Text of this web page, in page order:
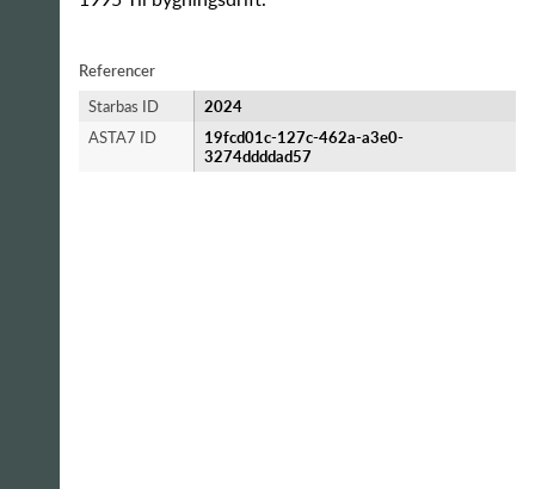
Referencer
Starbas ID
2024
ASTA7 ID
19fcd01c-127c-462a-a3e0-
3274ddddad57